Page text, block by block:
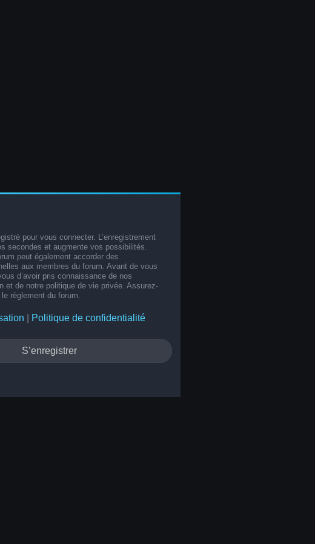
pour vous connecter. L’enregistrement
secondes et augmente vos possibilités.
peut également accorder des
aux membres du forum. Avant de vous
d’avoir pris connaissance de nos
et de notre politique de vie privée. Assurez-
règlement du forum.
Politique de confidentialité
S’enregistrer